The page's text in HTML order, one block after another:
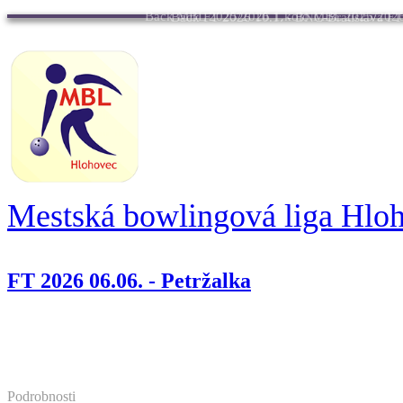
Back MBL 2025/2026 1.kolo MBL 2025/
Back FT 2026 10.1. - BNC-Bratislava
Mestská bowlingová liga
FT 2026 06.06. - Petržalka
Podrobnosti